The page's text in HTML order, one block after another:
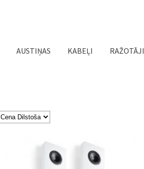
AUSTIŅAS KABEĻI RAŽOTĀJI